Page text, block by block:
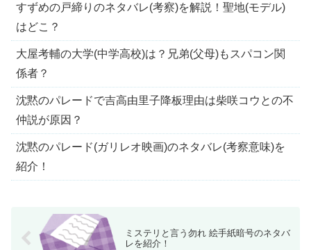
すずめの戸締りのネタバレ(考察)を解説！聖地(モデル)
はどこ？
大屋考輔の大学(中学高校)は？兄弟(父母)もスパコン関
係者？
沈黙のパレードで吉高由里子降板理由は柴咲コウとの不
仲説が原因？
沈黙のパレード(ガリレオ映画)のネタバレ(考察意味)を
紹介！
ミステリと言う勿れ 絵手紙暗号のネタバ
レを紹介！